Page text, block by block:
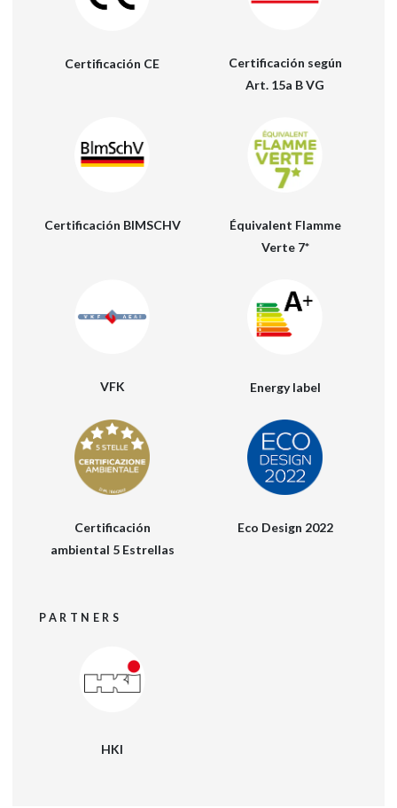
Certificación CE
Certificación según
Art. 15a B VG
Certificación BIMSCHV
Équivalent Flamme
Verte 7*
VFK Energy label
Certificación
ambiental 5 Estrellas
Eco Design 2022
PARTNERS
HKI